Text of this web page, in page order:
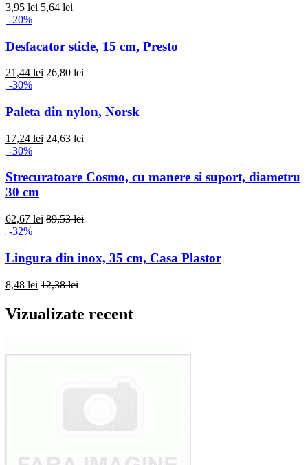
3,95 lei 5,64 lei
-20%
Desfacator sticle, 15 cm, Presto
21,44 lei 26,80 lei
-30%
Paleta din nylon, Norsk
17,24 lei 24,63 lei
-30%
Strecuratoare Cosmo, cu manere si suport, diametru
30 cm
62,67 lei 89,53 lei
-32%
Lingura din inox, 35 cm, Casa Plastor
8,48 lei 12,38 lei
Vizualizate recent